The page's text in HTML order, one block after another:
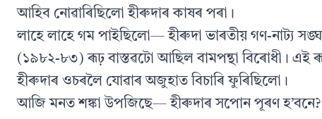
আহিব নোৱাৰিছিলো হীৰুদাৰ কাষৰ পৰা।
লাহে লাহে গম পাইছিলো— হীৰুদা ভাৰতীয় গণ-নাট্য
(১৯৮২-৮৩) ৰূঢ় বাস্তৱটো আছিল বামপন্থা বিৰোধী। এই
হীৰুদাৰ ওচৰলৈ যোৱাৰ অজুহাত বিচাৰি ফুৰিছিলো।
আজি মনত শঙ্কা উপজিছে— হীৰুদাৰ সপোন পূৰণ